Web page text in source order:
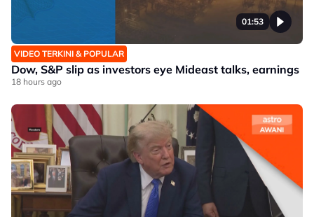
01:53
VIDEO TERKINI & POPULAR
Dow, S&P slip as investors eye Mideast talks, earnings
18 hours ago